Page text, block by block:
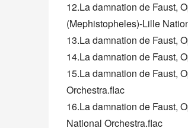
12.La damnation de Faust,
(Mephistopheles)-Lille
13.La damnation de Faust,
14.La damnation de Faust,
15.La damnation de Faust,
Orchestra.flac
16.La damnation de Faust,
National Orchestra.flac